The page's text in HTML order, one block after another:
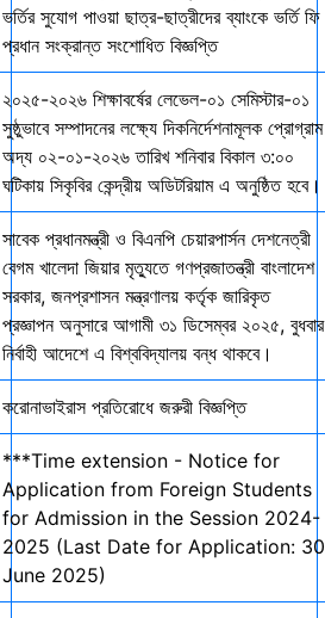
ভর্তির সুযোগ পাওয়া ছাত্র-ছাত্রীদের ব্যাংকে ভর্তি ফি
প্রধান সংক্রান্ত সংশোধিত বিজ্ঞপ্তি
২০২৫-২০২৬ শিক্ষাবর্ষের লেভেল-০১ সেমিস্টার-০১
সুষ্ঠুভাবে সম্পাদনের লক্ষ্যে দিকনির্দেশনামূলক প্রোগ্রাম
অদ্য ০২-০১-২০২৬ তারিখ শনিবার বিকাল ৩:০০
ঘটিকায় সিকৃবির কেন্দ্রীয় অডিটরিয়াম এ অনুষ্ঠিত হবে।
সাবেক প্রধানমন্ত্রী ও বিএনপি চেয়ারপার্সন দেশনেত্রী
বেগম খালেদা জিয়ার মৃত্যুতে গণপ্রজাতন্ত্রী বাংলাদেশ
সরকার, জনপ্রশাসন মন্ত্রণালয় কর্তৃক জারিকৃত
প্রজ্ঞাপন অনুসারে আগামী ৩১ ডিসেম্বর ২০২৫, বুধবার
নির্বাহী আদেশে এ বিশ্ববিদ্যালয় বন্ধ থাকবে।
করোনাভাইরাস প্রতিরোধে জরুরী বিজ্ঞপ্তি
***Time extension - Notice for
Application from Foreign Students
for Admission in the Session 2024-
2025 (Last Date for Application: 30
June 2025)